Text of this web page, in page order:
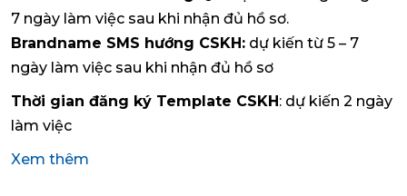
7 ngày làm việc sau khi nhận đủ hồ sơ.
Brandname SMS hướng CSKH: dự kiến từ 5 – 7
ngày làm việc sau khi nhận đủ hồ sơ
Thời gian đăng ký Template CSKH: dự kiến 2 ngày
làm việc
Xem thêm